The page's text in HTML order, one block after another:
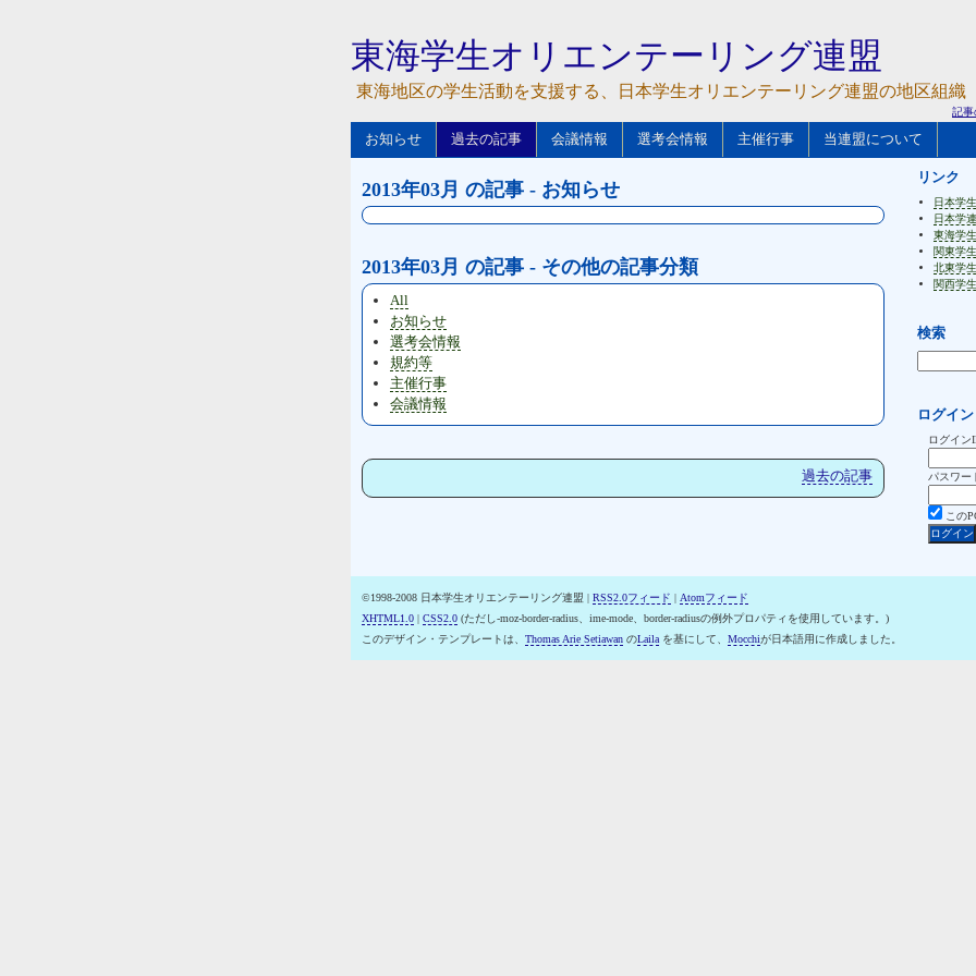
東海学生オリエンテーリング連盟
東海地区の学生活動を支援する、日本学生オリエンテーリング連盟の地区組織
記事
お知らせ 過去の記事 会議情報 選考会情報 主催行事 当連盟について
2013年03月 の記事 - お知らせ
2013年03月 の記事 - その他の記事分類
All
お知らせ
選考会情報
規約等
主催行事
会議情報
過去の記事
リンク
日本学
日本学
東海学
関東学
北東学
関西学
検索
ログイン
ログイン
パスワー
この
©1998-2008 日本学生オリエンテーリング連盟 | RSS2.0フィード | Atomフィード
XHTML1.0 | CSS2.0 (ただし-moz-border-radius、ime-mode、border-radiusの例外プロパティを使用しています。)
このデザイン・テンプレートは、 Thomas Arie Setiawan のLaila を基にして、 Mocchiが日本語用に作成しました。